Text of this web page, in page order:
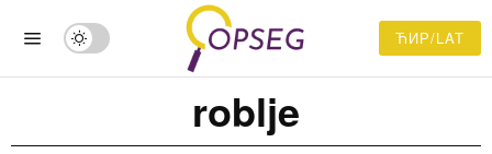
ЋИР/LAT
roblje